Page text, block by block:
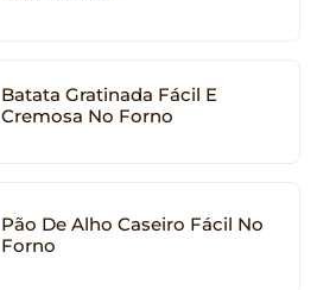
Batata Gratinada Fácil E
Cremosa No Forno
Pão De Alho Caseiro Fácil No
Forno